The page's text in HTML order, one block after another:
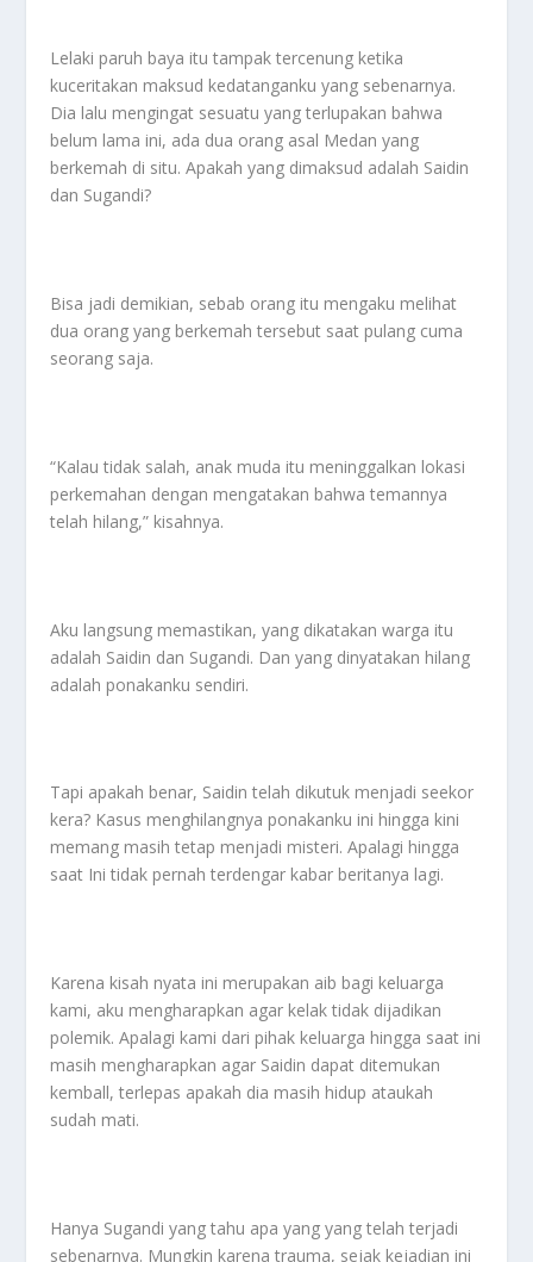
Lelaki paruh baya itu tampak tercenung ketika
kuceritakan maksud kedatanganku yang sebenarnya.
Dia lalu mengingat sesuatu yang terlupakan bahwa
belum lama ini, ada dua orang asal Medan yang
berkemah di situ. Apakah yang dimaksud adalah Saidin
dan Sugandi?
Bisa jadi demikian, sebab orang itu mengaku melihat
dua orang yang berkemah tersebut saat pulang cuma
seorang saja.
“Kalau tidak salah, anak muda itu meninggalkan lokasi
perkemahan dengan mengatakan bahwa temannya
telah hilang,” kisahnya.
Aku langsung memastikan, yang dikatakan warga itu
adalah Saidin dan Sugandi. Dan yang dinyatakan hilang
adalah ponakanku sendiri.
Tapi apakah benar, Saidin telah dikutuk menjadi seekor
kera? Kasus menghilangnya ponakanku ini hingga kini
memang masih tetap menjadi misteri. Apalagi hingga
saat Ini tidak pernah terdengar kabar beritanya lagi.
Karena kisah nyata ini merupakan aib bagi keluarga
kami, aku mengharapkan agar kelak tidak dijadikan
polemik. Apalagi kami dari pihak keluarga hingga saat ini
masih mengharapkan agar Saidin dapat ditemukan
kemball, terlepas apakah dia masih hidup ataukah
sudah mati.
Hanya Sugandi yang tahu apa yang yang telah terjadi
sebenarnya. Mungkin karena trauma, sejak kejadian ini